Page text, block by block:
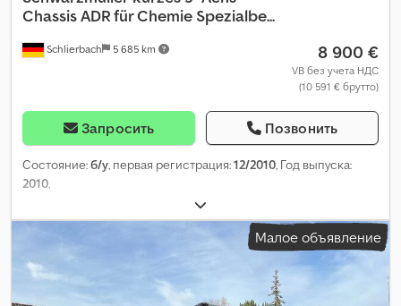
Schlierbach 5 685 km
Chassis ADR für Chemie Spezialbe...
8 900 €
VB без учета НДС
(10 591 € брутто)
Запросить Позвонить
Состояние:б/у, первая регистрация:12/2010, Год выпуска:
2010,
Малое объявление